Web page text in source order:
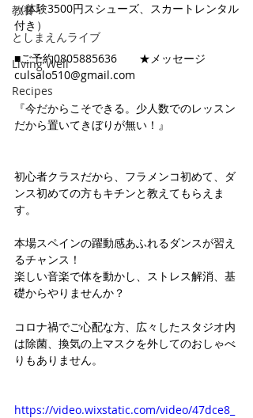
教養
としまえんライブ
Living Well
Recipes
（体験3500円スシューズ、スカートレンタル
付き）
■ご予約0805885636　　★メッセージ
culsalo510@gmail.com
『今だからこそできる。少人数でのレッスン
だから置いてきぼりが無い！』
初心者クラスだから、フラメンコ初めて、ダ
ンス初めての方もキチンと教えてもらえま
す。
本場スペインの躍動感あふれるダンスが習え
るチャンス！
楽しい音楽で体を動かし、ストレス解消、基
礎からやりませんか？
コロナ禍でご心配な方、広々したスタジオ内
は除菌、換気の上マスクを外してのおしゃべ
りもありません。
https://video.wixstatic.com/video/47dce8_